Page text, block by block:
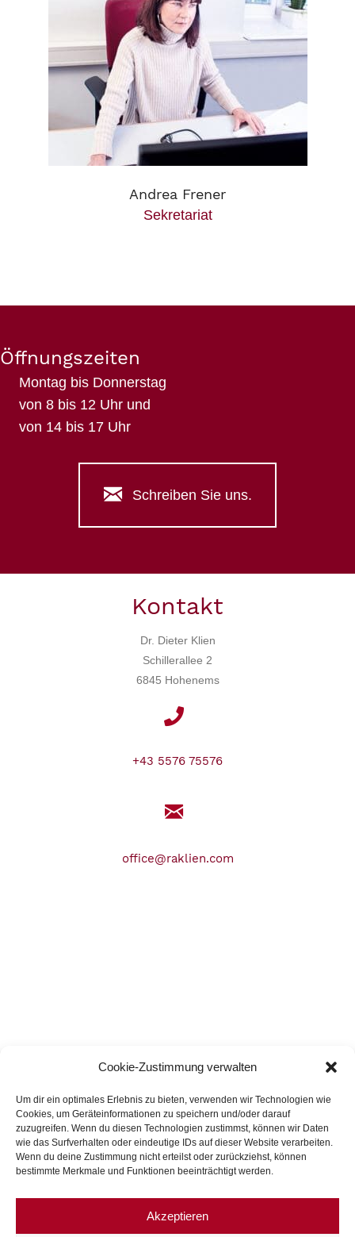
Cookie-Zustimmung verwalten
Um dir ein optimales Erlebnis zu bieten, verwenden wir Technologien wie
Cookies, um Geräteinformationen zu speichern und/oder darauf
zuzugreifen. Wenn du diesen Technologien zustimmst, können wir Daten
wie das Surfverhalten oder eindeutige IDs auf dieser Website verarbeiten.
Wenn du deine Zustimmung nicht erteilst oder zurückziehst, können
bestimmte Merkmale und Funktionen beeinträchtigt werden.
Akzeptieren
Andrea Frener
Sekretariat
Öffnungszeiten
Montag bis Donnerstag
von 8 bis 12 Uhr und
von 14 bis 17 Uhr
Schreiben Sie uns.
Kontakt
Dr. Dieter Klien
Schillerallee 2
6845 Hohenems
+43 5576 75576
office@raklien.com
© 2026 Dr. Dieter Klien
Kanzlei
Team
Kontakt